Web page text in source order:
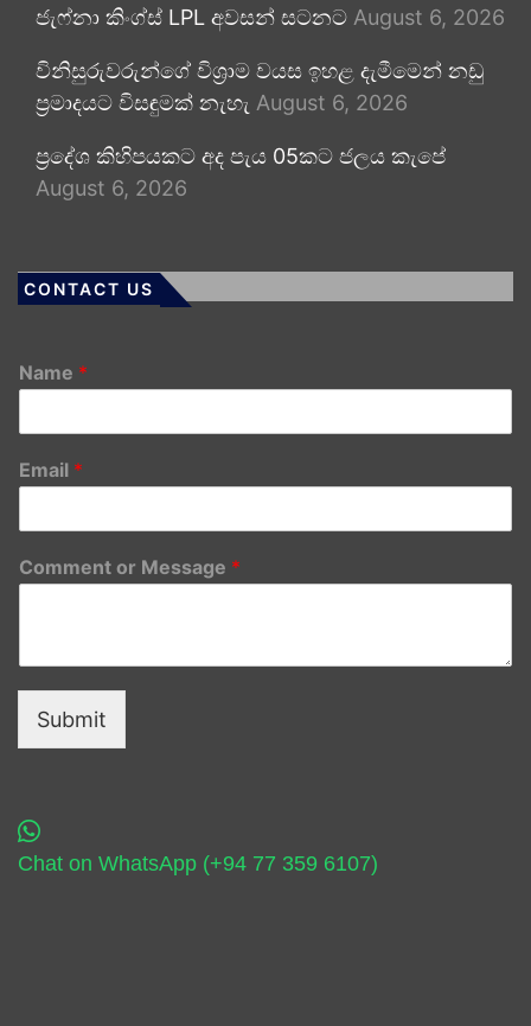
ජැෆ්නා කිංග්ස් LPL අවසන් සටනට August 6, 2026
විනිසුරුවරුන්ගේ විශ්‍රාම වයස ඉහළ දැමීමෙන් නඩු
ප්‍රමාදයට විසඳුමක් නැහැ August 6, 2026
ප්‍රදේශ කිහිපයකට අද පැය 05කට ජලය කැපේ
August 6, 2026
CONTACT US
Name *
Email *
Comment or Message *
Submit
Chat on WhatsApp (+94 77 359 6107)